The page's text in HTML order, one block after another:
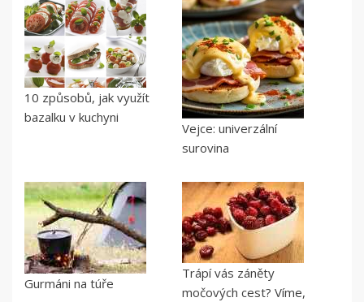
10 způsobů, jak využít
bazalku v kuchyni
Vejce: univerzální
surovina
Gurmáni na túře
Trápí vás záněty
močových cest? Víme,